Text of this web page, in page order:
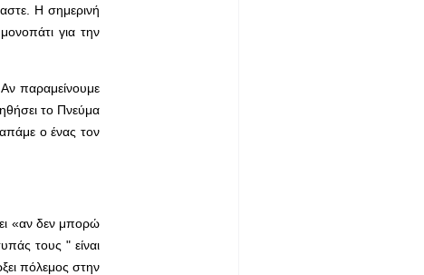
Η σημερινή
για την
Αν παραμείνουμε
το Πνεύμα
ο ένας τον
«αν δεν μπορώ
τους " είναι
πόλεμος στην